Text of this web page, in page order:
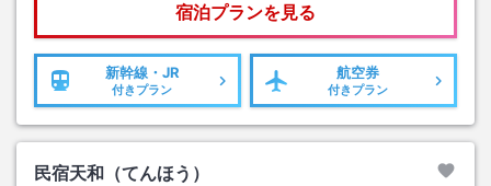
宿泊プランを見る
新幹線・JR
付きプラン
航空券
付きプラン
民宿天和（てんほう）